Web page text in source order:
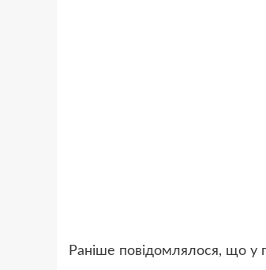
Раніше повідомлялося, що у